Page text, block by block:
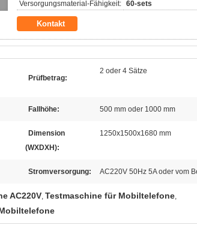
Versorgungsmaterial-Fähigkeit: 60-sets
Kontakt
Prüfbetrag:
2 oder 4 Sätze
Fallhöhe: 500 mm oder 1000 mm
Dimension
(WXDXH):
1250x1500x1680 mm
Stromversorgung: AC220V 50Hz 5A oder vom
AC220V, Testmaschine für Mobiltelefone,